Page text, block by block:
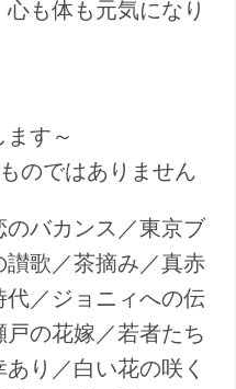
も体も元気になり
す～
のではありません
バカンス／東京ブ
歌／茶摘み／真赤
／ジョニィへの伝
の花嫁／若者たち
り／白い花の咲く